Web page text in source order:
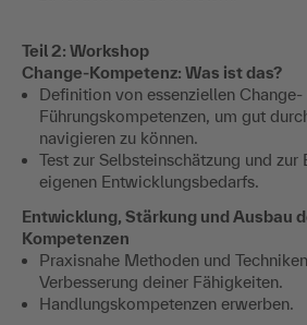
Teil 2: Workshop
Change-Kompetenz: Was ist das?
Definition von essenziellen Change-
Führungskompetenzen, um gut
navigieren zu können.
Test zur Selbsteinschätzung und zur
eigenen Entwicklungsbedarfs.
Entwicklung, Stärkung und Ausbau
Kompetenzen
Praxisnahe Methoden und
Verbesserung deiner Fähigkeiten.
Handlungskompetenzen erwerben.